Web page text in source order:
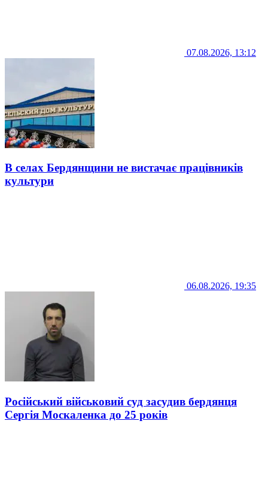
07.08.2026, 13:12
В селах Бердянщини не вистачає працівників
культури
06.08.2026, 19:35
Російський військовий суд засудив бердянця
Сергія Москаленка до 25 років